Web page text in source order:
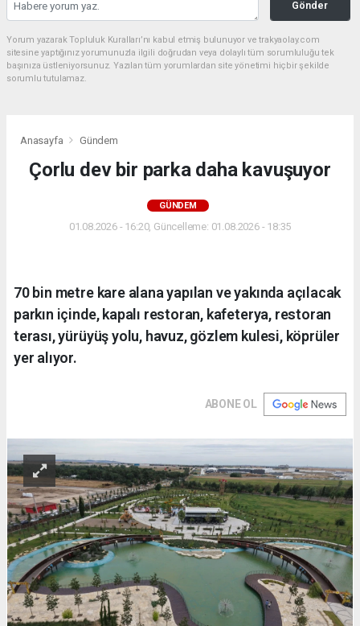
Gönder
Yorum yazarak Topluluk Kuralları’nı kabul etmiş bulunuyor ve trakyaolay.com
sitesine yaptığınız yorumunuzla ilgili doğrudan veya dolaylı tüm sorumluluğu tek
başınıza üstleniyorsunuz. Yazılan tüm yorumlardan site yönetimi hiçbir şekilde
sorumlu tutulamaz.
Anasayfa Gündem
Çorlu dev bir parka daha kavuşuyor
GÜNDEM
01.08.2026 - 16:20, Güncelleme: 01.08.2026 - 18:35
70 bin metre kare alana yapılan ve yakında açılacak
parkın içinde, kapalı restoran, kafeterya, restoran
terası, yürüyüş yolu, havuz, gözlem kulesi, köprüler
yer alıyor.
ABONE OL